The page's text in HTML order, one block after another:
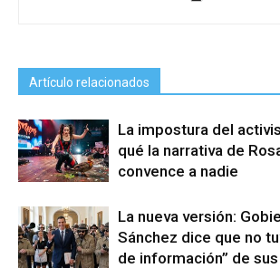
Artículo relacionados
La impostura del
qué la narrativa de
convence a nadie
La nueva versión:
Sánchez dice que no
de información” de